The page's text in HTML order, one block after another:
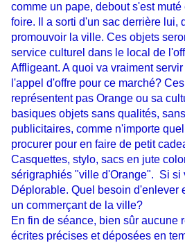
comme un pape, debout s'est
foire. Il a sorti d'un sac derrière lui,
promouvoir la ville. Ces objets
service culturel dans le local de
Affligeant. A quoi va vraiment
l'appel d'offre pour ce marché?
représentent pas Orange ou sa
basiques objets sans qualités,
publicitaires, comme n'importe
procurer pour en faire de petit
Casquettes, stylo, sacs en jute
sérigraphiés "ville d'Orange". Si si
Déplorable. Quel besoin d'enlever
un commerçant de la ville?
En fin de séance, bien sûr aucune
écrites précises et déposées en